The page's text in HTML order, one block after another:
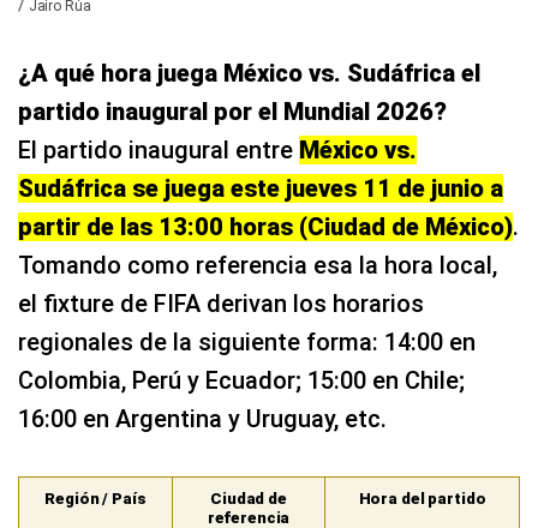
/ Jairo Rúa
¿A qué hora juega México vs. Sudáfrica el
partido inaugural por el Mundial 2026?
El partido inaugural entre México vs.
Sudáfrica se juega este jueves 11 de junio a
partir de las 13:00 horas (Ciudad de México).
Tomando como referencia esa la hora local,
el fixture de FIFA derivan los horarios
regionales de la siguiente forma: 14:00 en
Colombia, Perú y Ecuador; 15:00 en Chile;
16:00 en Argentina y Uruguay, etc.
Región / País
Ciudad de
referencia
Hora del partido